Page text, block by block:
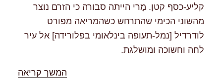
קליע-כסף קטן. מָרי הייתה סבורה כי הזרם נוצר
מהשוני הכימי שהתרחש כשהמריאה מפורט
לודרדיל [נמל-תעופה בינלאומי בפלורידה] אל עיר
לחה וחשוכה ומושלגת.
המשך קריאה